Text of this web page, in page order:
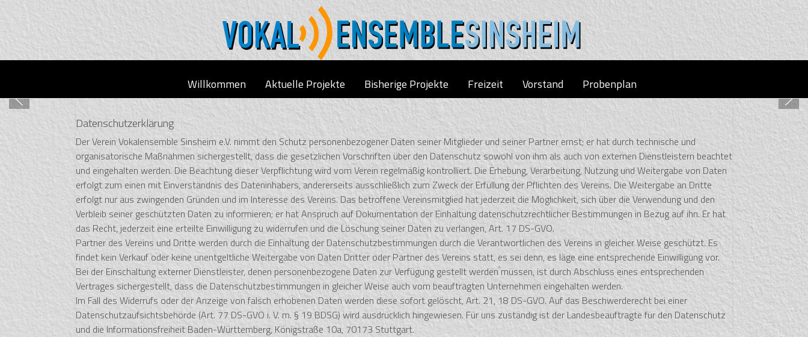
Willkommen Aktuelle Projekte Bisherige Projekte Freizeit Vorstand Probenplan
Datenschutzerklärung
Der Verein Vokalensemble Sinsheim e.V. nimmt den Schutz personenbezogener Daten seiner Mitglieder und seiner Partner ernst; er hat durch technische und
organisatorische Maßnahmen sichergestellt, dass die gesetzlichen Vorschriften über den Datenschutz sowohl von ihm als auch von externen Dienstleistern beachtet
und eingehalten werden. Die Beachtung dieser Verpflichtung wird vom Verein regelmäßig kontrolliert. Die Erhebung, Verarbeitung, Nutzung und Weitergabe von Daten
erfolgt zum einen mit Einverständnis des Dateninhabers, andererseits ausschließlich zum Zweck der Erfüllung der Pflichten des Vereins. Die Weitergabe an Dritte
erfolgt nur aus zwingenden Gründen und im Interesse des Vereins. Das betroffene Vereinsmitglied hat jederzeit die Möglichkeit, sich über die Verwendung und den
Verbleib seiner geschützten Daten zu informieren; er hat Anspruch auf Dokumentation der Einhaltung datenschutzrechtlicher Bestimmungen in Bezug auf ihn. Er hat
das Recht, jederzeit eine erteilte Einwilligung zu widerrufen und die Löschung seiner Daten zu verlangen, Art. 17 DS-GVO.
Partner des Vereins und Dritte werden durch die Einhaltung der Datenschutzbestimmungen durch die Verantwortlichen des Vereins in gleicher Weise geschützt. Es
findet kein Verkauf oder keine unentgeltliche Weitergabe von Daten Dritter oder Partner des Vereins statt, es sei denn, es läge eine entsprechende Einwilligung vor.
Bei der Einschaltung externer Dienstleister, denen personenbezogene Daten zur Verfügung gestellt werden müssen, ist durch Abschluss eines entsprechenden
Vertrages sichergestellt, dass die Datenschutzbestimmungen in gleicher Weise auch vom beauftragten Unternehmen eingehalten werden.
Im Fall des Widerrufs oder der Anzeige von falsch erhobenen Daten werden diese sofort gelöscht, Art. 21, 18 DS-GVO. Auf das Beschwerderecht bei einer
Datenschutzaufsichtsbehörde (Art. 77 DS-GVO i. V. m. § 19 BDSG) wird ausdrücklich hingewiesen. Für uns zuständig ist der Landesbeauftragte für den Datenschutz
und die Informationsfreiheit Baden-Württemberg, Königstraße 10a, 70173 Stuttgart.